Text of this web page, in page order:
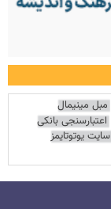
مبل مینیمال
اعتبارسنجی بانکی
سایت یوتوتایمز